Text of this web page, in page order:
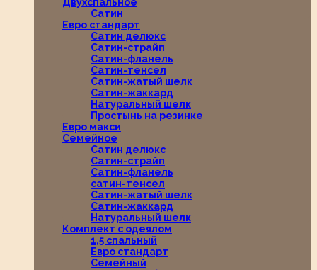
Сатин
Евро стандарт
Сатин делюкс
Сатин-страйп
Сатин-фланель
Сатин-тенсел
Сатин-жатый шелк
Сатин-жаккард
Натуральный шелк
Простынь на резинке
Евро макси
Семейное
Сатин делюкс
Сатин-страйп
Сатин-фланель
сатин-тенсел
Сатин-жатый шелк
Сатин-жаккард
Натуральный шелк
Комплект с одеялом
1,5 спальный
Евро стандарт
Семейный